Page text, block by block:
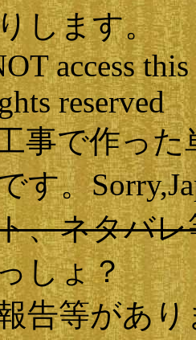
します。
access this
reserved
事で作っ
す。
、ネタバ
しょ？
告等があ